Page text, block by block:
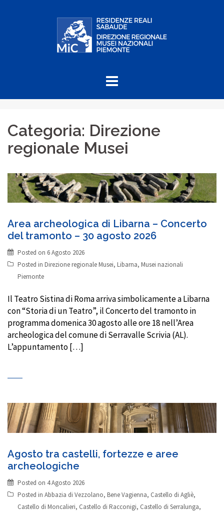
Categoria: Direzione
regionale Musei
Area archeologica di Libarna – Concerto
del tramonto – 30 agosto 2026
Posted on 6 Agosto 2026
Posted in Direzione regionale Musei, Libarna, Musei nazionali
Piemonte
Il Teatro Sistina di Roma arriva simbolicamente a Libarna
con “Storia di un Teatro”, il Concerto del tramonto in
programma domenica 30 agosto alle ore 18 nell’Area
archeologica del comune di Serravalle Scrivia (AL).
L’appuntamento […]
Agosto tra castelli, fortezze e aree
archeologiche
Posted on 4 Agosto 2026
Posted in Abbazia di Vezzolano, Bene Vagienna, Castello di Agliè,
Castello di Moncalieri, Castello di Racconigi, Castello di Serralunga,